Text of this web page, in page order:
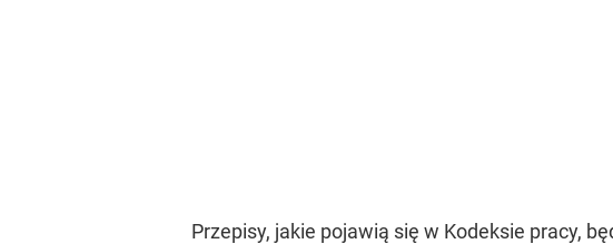
Przepisy, jakie pojawią się w Kodeksie pracy,